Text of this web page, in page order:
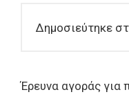
Δημοσιεύτηκε
Έρευνα αγοράς για